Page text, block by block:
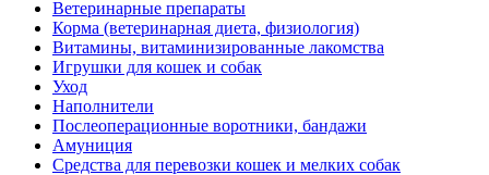
Ветеринарные препараты
Корма (ветеринарная диета, физиология)
Витамины, витаминизированные лакомства
Игрушки для кошек и собак
Уход
Наполнители
Послеоперационные воротники, бандажи
Амуниция
Средства для перевозки кошек и мелких собак